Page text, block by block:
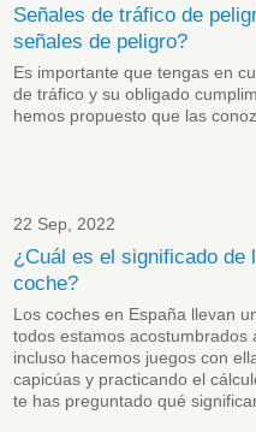
Señales de tráfico de
señales de peligro?
Es importante que tengas en
de tráficoy su obligado
hemos propuesto que las
22 Sep, 2022
¿Cuál es el significado de
coche?
Los coches en España llevan
todos estamos acostumbrados
incluso hacemos juegos con
capicúas y practicando el
te has preguntado qué